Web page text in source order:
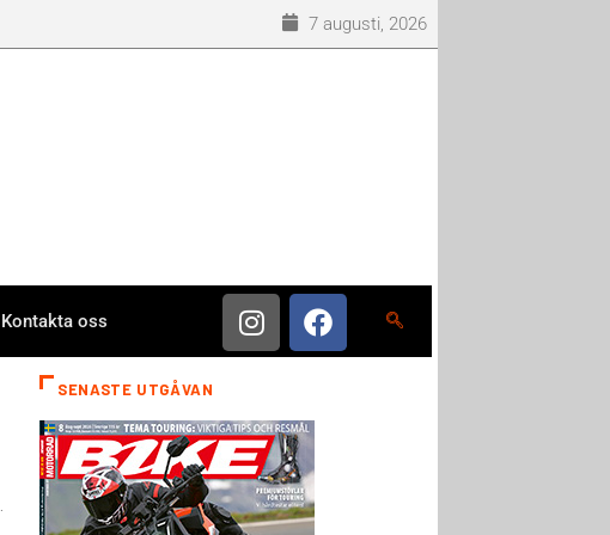
7 augusti, 2026
Kontakta oss
SENASTE UTGÅVAN